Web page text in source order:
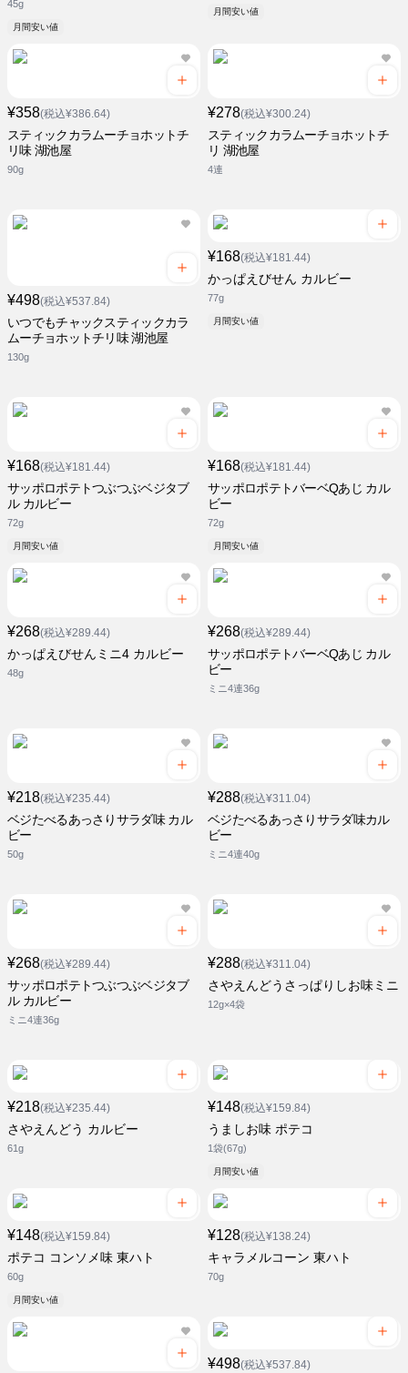
45g
月間安い値
月間安い値
¥358(税込¥386.64)
スティックカラムーチョホットチ
リ味 湖池屋
90g
¥278(税込¥300.24)
スティックカラムーチョホットチ
リ 湖池屋
4連
¥498(税込¥537.84)
いつでもチャックスティックカラ
ムーチョホットチリ味 湖池屋
130g
¥168(税込¥181.44)
かっぱえびせん カルビー
77g
月間安い値
¥168(税込¥181.44)
サッポロポテトつぶつぶベジタブ
ル カルビー
72g
月間安い値
¥168(税込¥181.44)
サッポロポテトバーベQあじ カル
ビー
72g
月間安い値
¥268(税込¥289.44)
かっぱえびせんミニ4 カルビー
48g
¥268(税込¥289.44)
サッポロポテトバーベQあじ カル
ビー
ミニ4連36g
¥218(税込¥235.44)
ベジたべるあっさりサラダ味 カル
ビー
50g
¥288(税込¥311.04)
ベジたべるあっさりサラダ味カル
ビー
ミニ4連40g
¥268(税込¥289.44)
サッポロポテトつぶつぶベジタブ
ル カルビー
ミニ4連36g
¥288(税込¥311.04)
さやえんどうさっぱりしお味ミニ
12g×4袋
¥218(税込¥235.44)
さやえんどう カルビー
61g
¥148(税込¥159.84)
うましお味 ポテコ
1袋(67g)
月間安い値
¥148(税込¥159.84)
ポテコ コンソメ味 東ハト
60g
月間安い値
¥128(税込¥138.24)
キャラメルコーン 東ハト
70g
¥498(税込¥537.84)